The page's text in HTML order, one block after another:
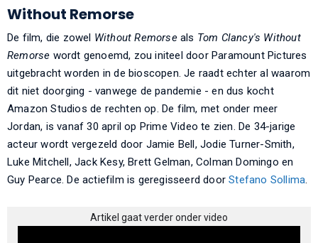
Without Remorse
De film, die zowel Without Remorseals Tom Clancy's Without
Remorse wordt genoemd, zou initeel door Paramount Pictures
uitgebracht worden in de bioscopen. Je raadt echter al waarom
dit niet doorging - vanwege de pandemie - en dus kocht
Amazon Studios de rechten op. De film, met onder meer
Jordan, is vanaf 30 april op Prime Video te zien. De 34-jarige
acteur wordt vergezeld door Jamie Bell, Jodie Turner-Smith,
Luke Mitchell, Jack Kesy, Brett Gelman, Colman Domingo en
Guy Pearce. De actiefilm is geregisseerd doorStefano Sollima.
Artikel gaat verder onder video